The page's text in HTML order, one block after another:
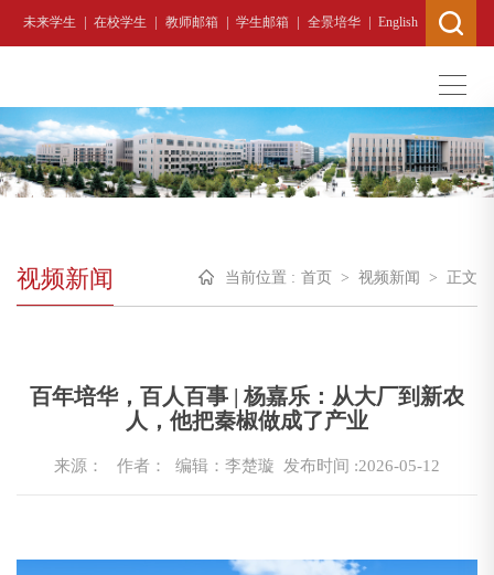
未来学生 | 在校学生 | 教师邮箱 | 学生邮箱 | 全景培华 | English
视频新闻 当前位置 : 首页 > 视频新闻 > 正文
百年培华，百人百事 | 杨嘉乐：从大厂到新农
人，他把秦椒做成了产业
来源： 作者： 编辑：李楚璇 发布时间 :2026-05-12